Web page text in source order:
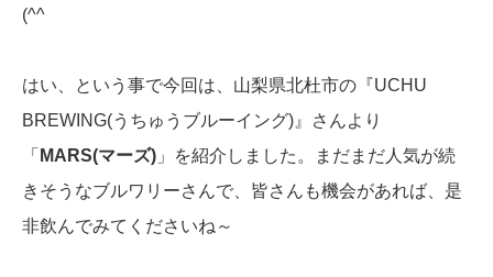
(^^ゞ
はい、という事で今回は、山梨県北杜市の『UCHU
BREWING(うちゅうブルーイング)』さんより
「 MARS(マーズ) 」を紹介しました。まだまだ人気が続
きそうなブルワリーさんで、皆さんも機会があれば、是
非飲んでみてくださいね～